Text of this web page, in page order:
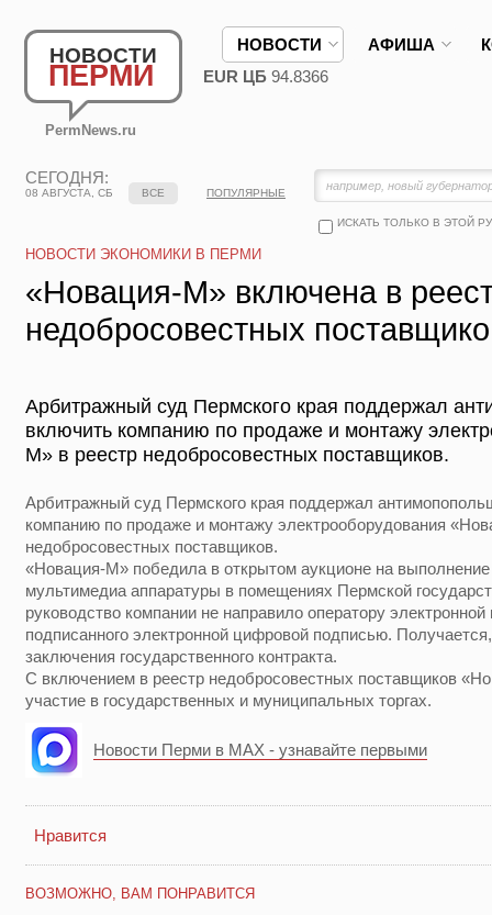
НОВОСТИ
ПЕРМИ
PermNews.ru
НОВОСТИ АФИША
EUR ЦБ 94.8366
СЕГОДНЯ:
08 АВГУСТА, СБ
ИСКАТЬ ТОЛЬКО В ЭТОЙ
ВСЕ ПОПУЛЯРНЫЕ
НОВОСТИ ЭКОНОМИКИ В ПЕРМИ
«Новация-М» включена в
недобросовестных
Арбитражный суд Пермского края поддержал
включить компанию по продаже и монтажу
М» в реестр недобросовестных поставщиков.
Арбитражный суд Пермского края поддержал
компанию по продаже и монтажу электрооборудования
недобросовестных поставщиков.
«Новация-М» победила в открытом аукционе на
мультимедиа аппаратуры в помещениях Пермской
руководство компании не направило оператору
подписанного электронной цифровой подписью.
заключения государственного контракта.
С включением в реестр недобросовестных поставщиков
участие в государственных и муниципальных торгах.
Новости Перми в MAX - узнавайте первыми
Нравится
ВОЗМОЖНО, ВАМ ПОНРАВИТСЯ